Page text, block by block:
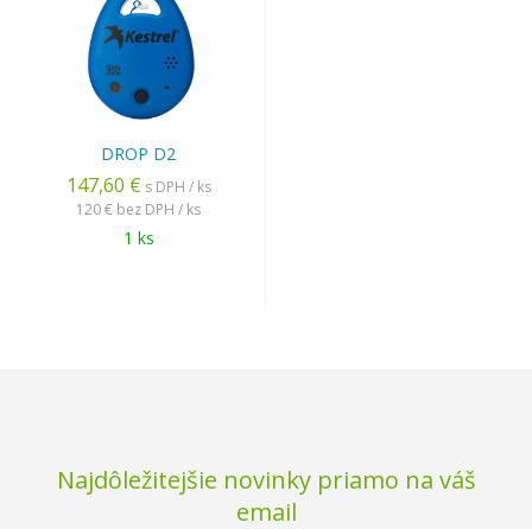
DROP D2
147,60 € s DPH / ks
120 € bez DPH / ks
1 ks
Najdôležitejšie novinky priamo na váš
email